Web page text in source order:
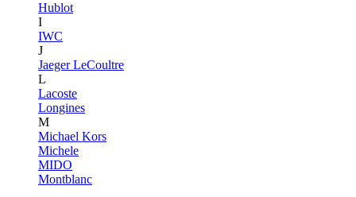
Hublot
I
IWC
J
Jaeger LeCoultre
L
Lacoste
Longines
M
Michael Kors
Michele
MIDO
Montblanc